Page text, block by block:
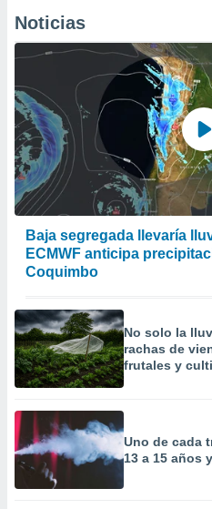
Noticias
Baja segregada llevaría
ECMWF anticipa
Coquimbo
No solo la
rachas de
frutales y
Uno de cada
13 a 15 años